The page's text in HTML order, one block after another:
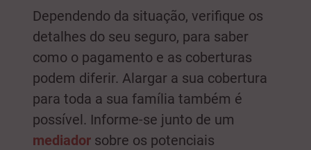
Dependendo da situação, verifique os
detalhes do seu seguro, para saber
como o pagamento e as coberturas
podem diferir. Alargar a sua cobertura
para toda a sua família também é
possível. Informe-se junto de um
mediador sobre os potenciais